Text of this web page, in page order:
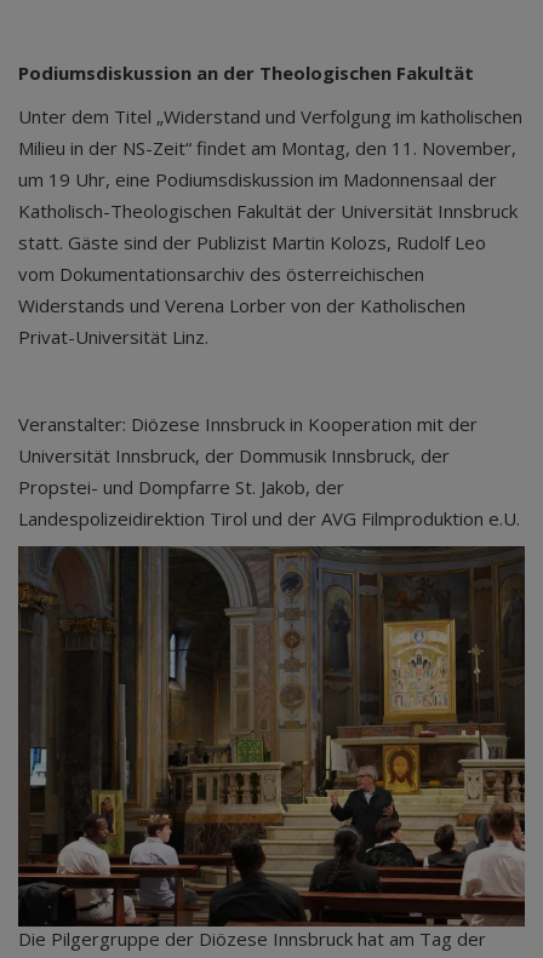
Podiumsdiskussion an der Theologischen Fakultät
Unter dem Titel „Widerstand und Verfolgung im katholischen
Milieu in der NS-Zeit“ findet am Montag, den 11. November,
um 19 Uhr, eine Podiumsdiskussion im Madonnensaal der
Katholisch-Theologischen Fakultät der Universität Innsbruck
statt. Gäste sind der Publizist Martin Kolozs, Rudolf Leo
vom Dokumentationsarchiv des österreichischen
Widerstands und Verena Lorber von der Katholischen
Privat-Universität Linz.
Veranstalter: Diözese Innsbruck in Kooperation mit der
Universität Innsbruck, der Dommusik Innsbruck, der
Propstei- und Dompfarre St. Jakob, der
Landespolizeidirektion Tirol und der AVG Filmproduktion e.U.
Die Pilgergruppe der Diözese Innsbruck hat am Tag der